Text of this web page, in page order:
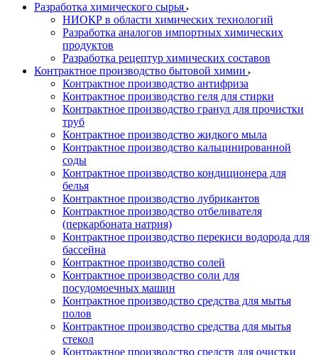
Разработка химического сырья
НИОКР в области химических технологий
Разработка аналогов импортных химических
продуктов
Разработка рецептур химических составов
Контрактное производство бытовой химии
Контрактное производство антифриза
Контрактное производство геля для стирки
Контрактное производство гранул для прочистки
труб
Контрактное производство жидкого мыла
Контрактное производство кальцинированной
соды
Контрактное производство кондиционера для
белья
Контрактное производство лубрикантов
Контрактное производство отбеливателя
(перкарбоната натрия)
Контрактное производство перекиси водорода для
бассейна
Контрактное производство солей
Контрактное производство соли для
посудомоечных машин
Контрактное производство средства для мытья
полов
Контрактное производство средства для мытья
стекол
Контрактное производство средств для очистки